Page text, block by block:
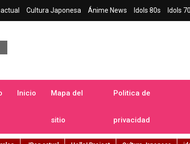
Cultura Japonesa Ánime News Idols 80s Idols
Inicio Mapa del
sitio
Politica de
privacidad